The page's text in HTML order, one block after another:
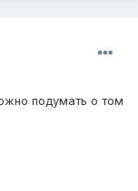
подумать о том